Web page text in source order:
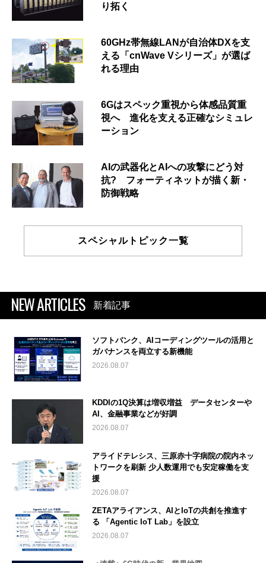
り拓く
60GHz帯無線LANが自治体DXを支
える「cnWave Vシリーズ」が選ば
れる理由
6Gはスペック重視から体感品質重
視へ 進化を支える正確なシミュレ
ーション
AIの武器化とAIへの攻撃にどう対
抗? フォーティネットが描く新・
防御戦略
スペシャルトピック一覧
NEW ARTICLES 新着記事
ソフトバンク、AIコーディングツールの活用と
ガバナンスを両立する新機能
2026.08.07
KDDIの1Q決算は増収増益 データセンターや
AI、金融事業などが好調
2026.08.07
アライドテレシス、三原赤十字病院の院内ネッ
トワークを刷新 少人数運用でも安定稼働を支
援
2026.08.07
ZETAアライアンス、AIとIoTの共創を推進す
る 「Agentic IoT Lab」を設立
2026.08.07